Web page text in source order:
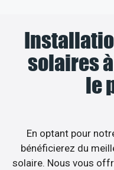
solaires
le
En optant pour
bénéficierez du
solaire. Nous vous